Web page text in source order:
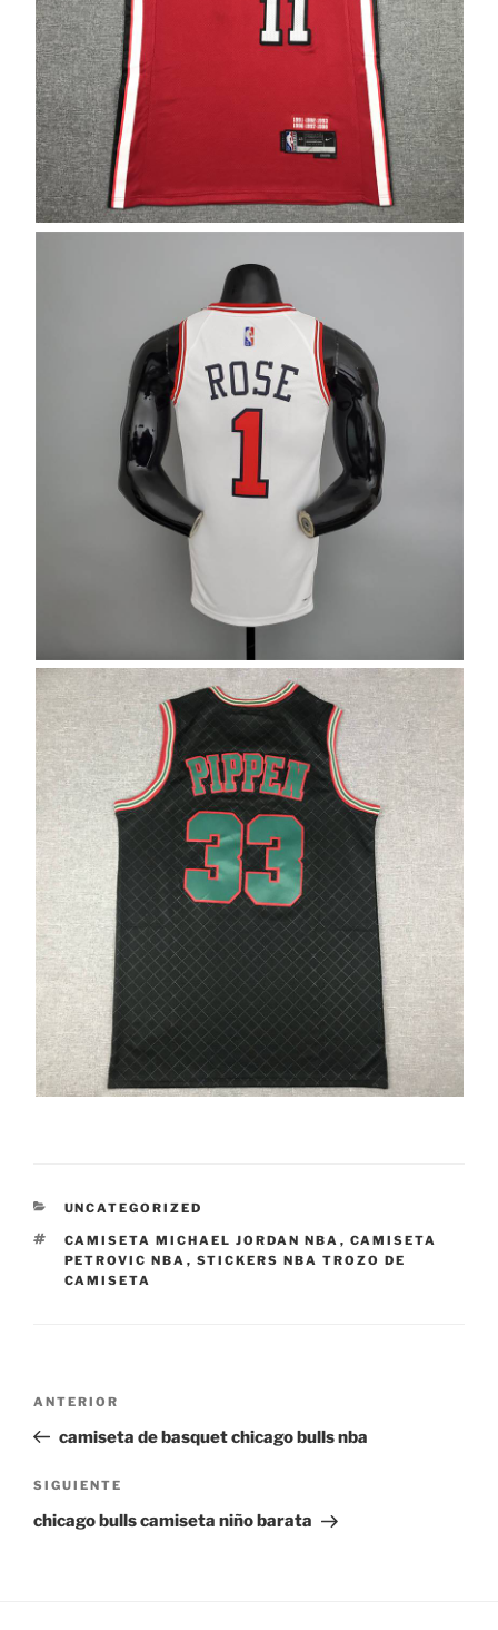
CATEGORÍAS
UNCATEGORIZED
ETIQUETAS
CAMISETA MICHAEL JORDAN NBA , CAMISETA
PETROVIC NBA , STICKERS NBA TROZO DE
CAMISETA
entradas
Entrada
anterior:
ANTERIOR
camiseta de basquet chicago bulls nba
Siguiente
entrada
SIGUIENTE
chicago bulls camiseta niño barata